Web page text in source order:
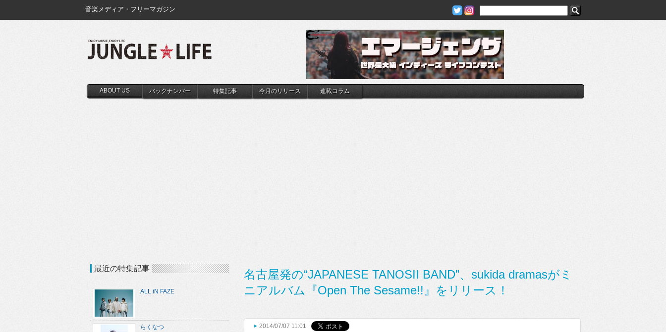
音楽メディア・フリーマガジン
ABOUT US バックナンバー 特集記事 今月のリリース 連載コラム
名古屋発の“JAPANESE TANOSII BAND”、sukida dramasがミ
ニアルバム『Open The Sesame!!』をリリース！
2014/07/07 11:01
最近の特集記事
ALL iN FAZE
らくなつ